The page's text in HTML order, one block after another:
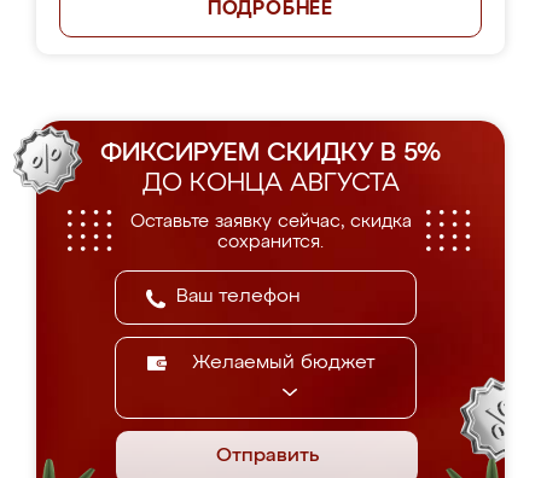
ПОДРОБНЕЕ
ФИКСИРУЕМ СКИДКУ В 5%
ДО КОНЦА АВГУСТА
Оставьте заявку сейчас, скидка
сохранится.
Желаемый бюджет
Отправить